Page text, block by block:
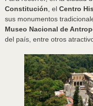
Constitución , el Centro
sus monumentos
Museo Nacional de
del país, entre otros